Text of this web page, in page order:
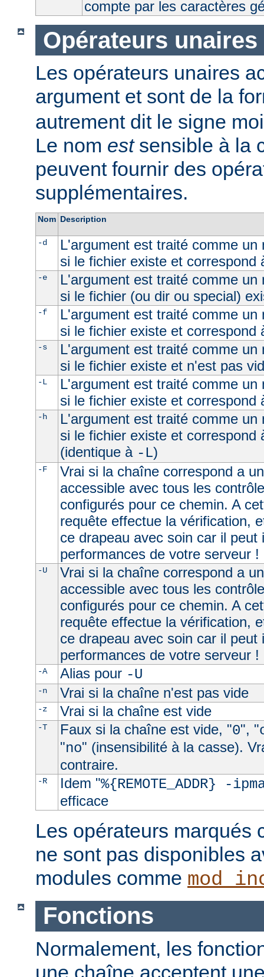
compte par les caractères
Opérateurs unaires
Les opérateurs unaires
argument et sont de la
autrement dit le signe
Le nom estsensible à la
peuvent fournir des
supplémentaires.
Nom Description
-d
L'argument est traité comme un
si le fichier existe et correspond
-e
L'argument est traité comme un
si le fichier (ou dir ou special)
-f
L'argument est traité comme un
si le fichier existe et correspond
-s
L'argument est traité comme un
si le fichier existe et n'est pas
-L
L'argument est traité comme un
si le fichier existe et correspond
-h
L'argument est traité comme un
si le fichier existe et correspond
(identique à -L)
-F
Vrai si la chaîne correspond a
accessible avec tous les
configurés pour ce chemin. A
requête effectue la vérification,
ce drapeau avec soin car il peut
performances de votre serveur !
-U
Vrai si la chaîne correspond a
accessible avec tous les
configurés pour ce chemin. A
requête effectue la vérification,
ce drapeau avec soin car il peut
performances de votre serveur !
-A Alias pour -U
-n Vrai si la chaîne n'est pas vide
-z Vrai si la chaîne est vide
-T Faux si la chaîne est vide, "0", "
"no" (insensibilité à la casse).
contraire.
-R Idem "%{REMOTE_ADDR} -
efficace
Les opérateurs marqués
ne sont pas disponibles
modules comme
Fonctions
Normalement, les
une chaîne acceptent